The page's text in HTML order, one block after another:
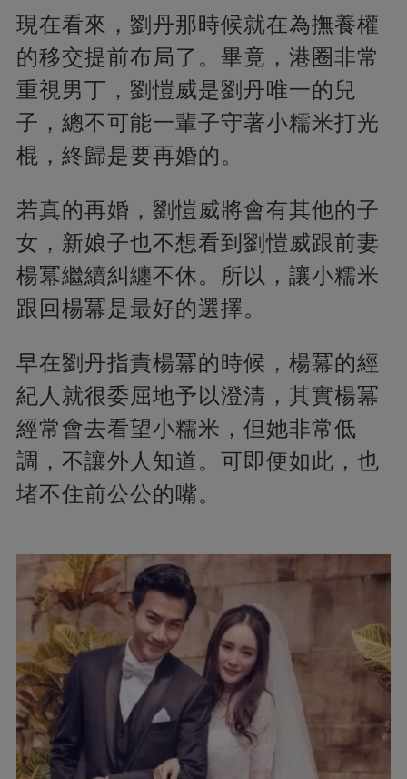
現在看來，劉丹那時候就在為撫養權
的移交提前布局了。畢竟，港圈非常
重視男丁，劉愷威是劉丹唯一的兒
子，總不可能一輩子守著小糯米打光
棍，終歸是要再婚的。
若真的再婚，劉愷威將會有其他的子
女，新娘子也不想看到劉愷威跟前妻
楊冪繼續糾纏不休。所以，讓小糯米
跟回楊冪是最好的選擇。
早在劉丹指責楊冪的時候，楊冪的經
紀人就很委屈地予以澄清，其實楊冪
經常會去看望小糯米，但她非常低
調，不讓外人知道。可即便如此，也
堵不住前公公的嘴。